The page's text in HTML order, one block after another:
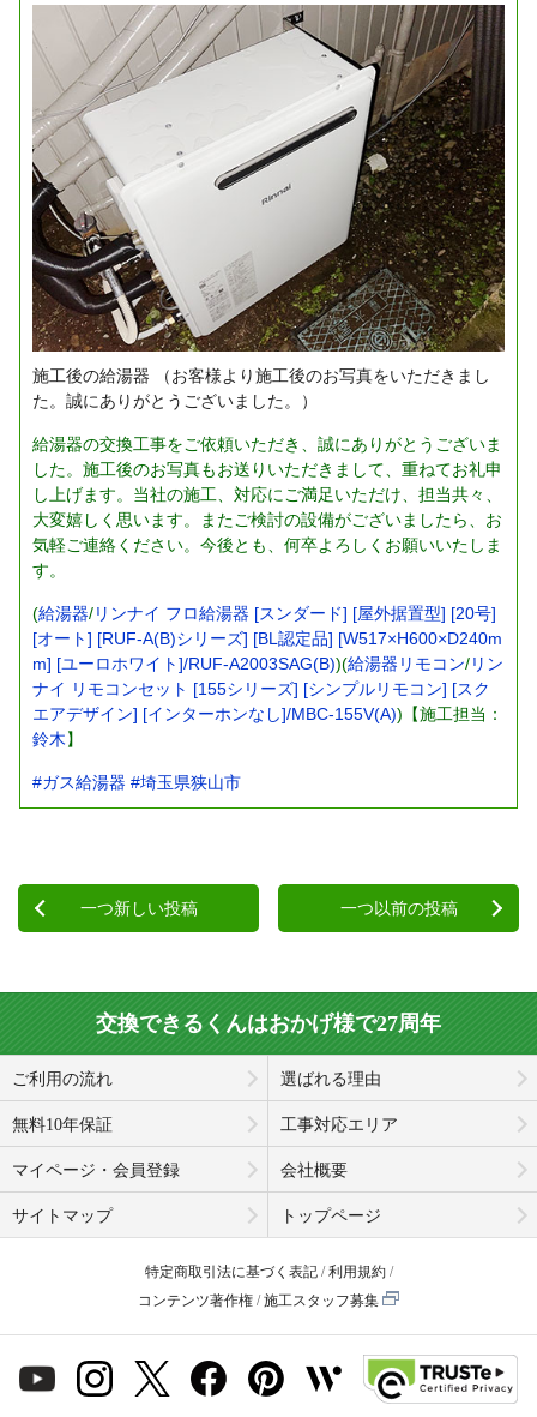
施工後の給湯器 （お客様より施工後のお写真をいただきまし
た。誠にありがとうございました。）
給湯器の交換工事をご依頼いただき、誠にありがとうございま
した。施工後のお写真もお送りいただきまして、重ねてお礼申
し上げます。当社の施工、対応にご満足いただけ、担当共々、
大変嬉しく思います。またご検討の設備がございましたら、お
気軽ご連絡ください。今後とも、何卒よろしくお願いいたしま
す。
(給湯器/リンナイ フロ給湯器 [スンダード] [屋外据置型] [20号]
[オート] [RUF-A(B)シリーズ] [BL認定品] [W517×H600×D240m
m] [ユーロホワイト]/RUF-A2003SAG(B))(給湯器リモコン/リン
ナイ リモコンセット [155シリーズ] [シンプルリモコン] [スク
エアデザイン] [インターホンなし]/MBC-155V(A))【施工担当：
鈴木】
#ガス給湯器 #埼玉県狭山市
一つ新しい投稿 一つ以前の投稿
交換できるくんはおかげ様で27周年
ご利用の流れ 選ばれる理由
無料10年保証 工事対応エリア
マイページ・会員登録 会社概要
サイトマップ トップページ
特定商取引法に基づく表記
利用規約
コンテンツ著作権
施工スタッフ募集